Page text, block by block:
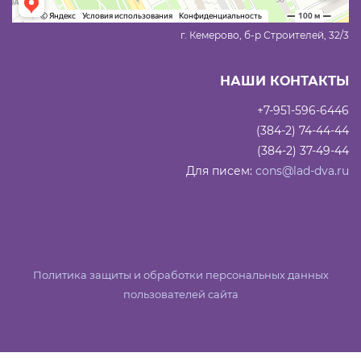
г. Кемерово, б-р Строителей, 32/3
НАШИ КОНТАКТЫ
+7-951-596-6446
(384-2) 74-44-44
(384-2) 37-49-44
Для писем: cons@lad-dva.ru
Политика защиты и обработки персональных данных
пользователей сайта